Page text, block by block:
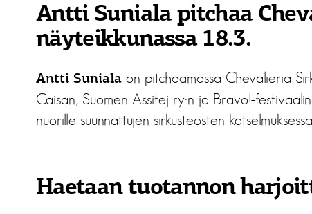
Antti Suniala pitchaa
näyteikkunassa 18.3.
Antti Suniala on pitchaamassa Chevalieria
Caisan, Suomen Assitej ry:n ja Bravo!-
nuorille suunnattujen sirkusteosten
Haetaan tuotannon